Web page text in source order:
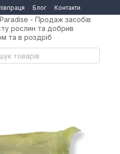
Блог Контакти
- Продаж засобів
рослин та добрив
та в роздріб